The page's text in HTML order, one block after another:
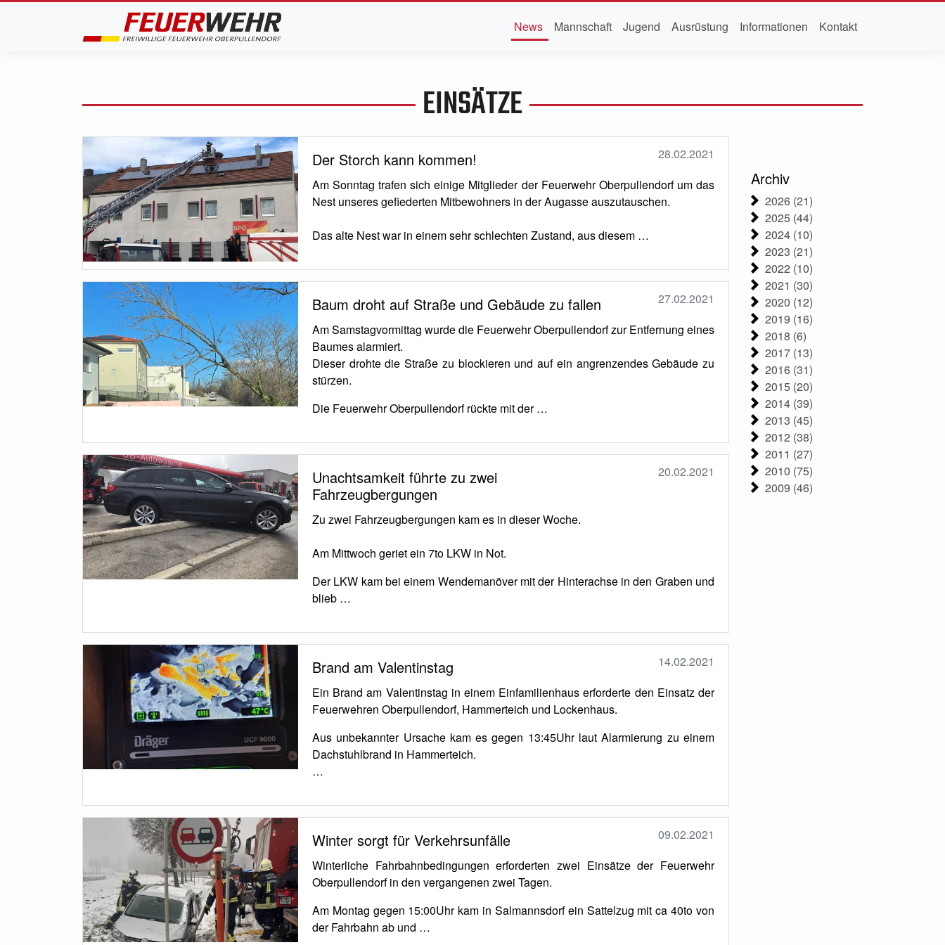
News Mannschaft Jugend Ausrüstung Informationen Kontakt
EINSÄTZE
Der Storch kann kommen!
28.02.2021
Am Sonntag trafen sich einige Mitglieder der Feuerwehr Oberpullendorf um das
Nest unseres gefiederten Mitbewohners in der Augasse auszutauschen.
Das alte Nest war in einem sehr schlechten Zustand, aus diesem …
Baum droht auf Straße und Gebäude zu fallen
27.02.2021
Am Samstagvormittag wurde die Feuerwehr Oberpullendorf zur Entfernung eines
Baumes alarmiert.
Dieser drohte die Straße zu blockieren und auf ein angrenzendes Gebäude zu
stürzen.
Die Feuerwehr Oberpullendorf rückte mit der …
Unachtsamkeit führte zu zwei
Fahrzeugbergungen
20.02.2021
Zu zwei Fahrzeugbergungen kam es in dieser Woche.
Am Mittwoch geriet ein 7to LKW in Not.
Der LKW kam bei einem Wendemanöver mit der Hinterachse in den Graben und
blieb …
Brand am Valentinstag
14.02.2021
Ein Brand am Valentinstag in einem Einfamilienhaus erforderte den Einsatz der
Feuerwehren Oberpullendorf, Hammerteich und Lockenhaus.
Aus unbekannter Ursache kam es gegen 13:45Uhr laut Alarmierung zu einem
Dachstuhlbrand in Hammerteich.
…
Winter sorgt für Verkehrsunfälle
09.02.2021
Winterliche Fahrbahnbedingungen erforderten zwei Einsätze der Feuerwehr
Oberpullendorf in den vergangenen zwei Tagen.
Am Montag gegen 15:00Uhr kam in Salmannsdorf ein Sattelzug mit ca 40to von
der Fahrbahn ab und …
Archiv
2026 (21)
2025 (44)
2024 (10)
2023 (21)
2022 (10)
2021 (30)
2020 (12)
2019 (16)
2018 (6)
2017 (13)
2016 (31)
2015 (20)
2014 (39)
2013 (45)
2012 (38)
2011 (27)
2010 (75)
2009 (46)